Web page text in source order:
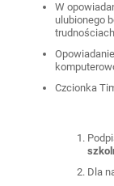
W
ulubionego
Czcionka
Dla